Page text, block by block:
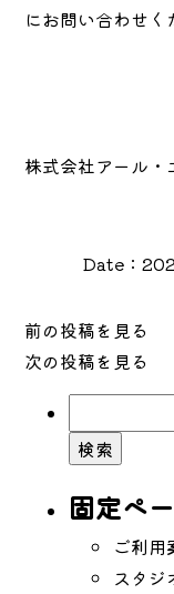
にお問い合わせく
株式会社アール・
Date：
前の投稿を見る
次の投稿を見る
索:
固定ペ
ご利用
スタジ